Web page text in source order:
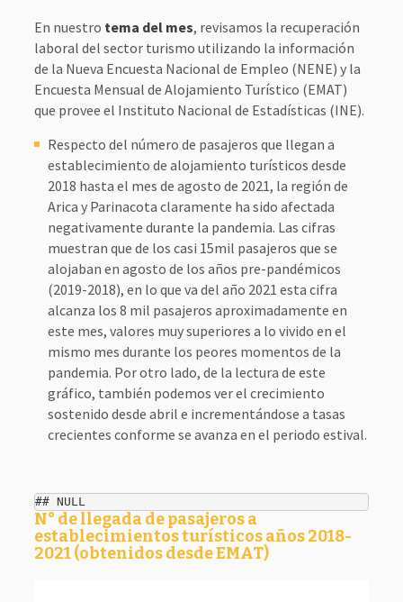
En nuestro tema del mes, revisamos la recuperación
laboral del sector turismo utilizando la información
de la Nueva Encuesta Nacional de Empleo (NENE) y la
Encuesta Mensual de Alojamiento Turístico (EMAT)
que provee el Instituto Nacional de Estadísticas (INE).
Respecto del número de pasajeros que llegan a
establecimiento de alojamiento turísticos desde
2018 hasta el mes de agosto de 2021, la región de
Arica y Parinacota claramente ha sido afectada
negativamente durante la pandemia. Las cifras
muestran que de los casi 15mil pasajeros que se
alojaban en agosto de los años pre-pandémicos
(2019-2018), en lo que va del año 2021 esta cifra
alcanza los 8 mil pasajeros aproximadamente en
este mes, valores muy superiores a lo vivido en el
mismo mes durante los peores momentos de la
pandemia. Por otro lado, de la lectura de este
gráfico, también podemos ver el crecimiento
sostenido desde abril e incrementándose a tasas
crecientes conforme se avanza en el periodo estival.
## NULL
N° de llegada de pasajeros a
establecimientos turísticos años 2018-
2021 (obtenidos desde EMAT)